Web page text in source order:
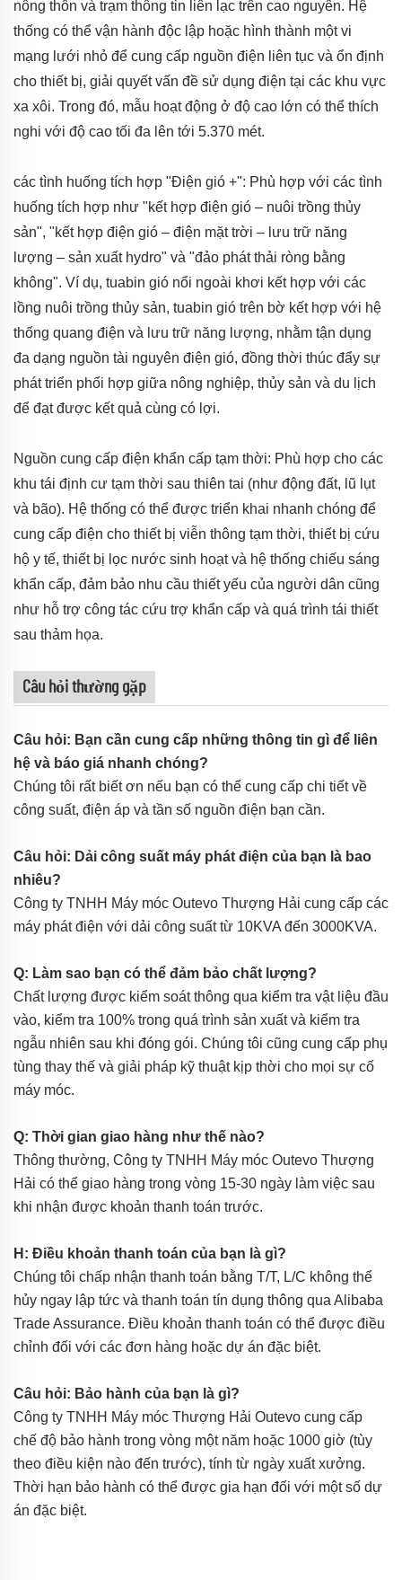
nông thôn và trạm thông tin liên lạc trên cao nguyên. Hệ
thống có thể vận hành độc lập hoặc hình thành một vi
mạng lưới nhỏ để cung cấp nguồn điện liên tục và ổn định
cho thiết bị, giải quyết vấn đề sử dụng điện tại các khu vực
xa xôi. Trong đó, mẫu hoạt động ở độ cao lớn có thể thích
nghi với độ cao tối đa lên tới 5.370 mét.
các tình huống tích hợp "Điện gió +": Phù hợp với các tình
huống tích hợp như "kết hợp điện gió – nuôi trồng thủy
sản", "kết hợp điện gió – điện mặt trời – lưu trữ năng
lượng – sản xuất hydro" và "đảo phát thải ròng bằng
không". Ví dụ, tuabin gió nổi ngoài khơi kết hợp với các
lồng nuôi trồng thủy sản, tuabin gió trên bờ kết hợp với hệ
thống quang điện và lưu trữ năng lượng, nhằm tận dụng
đa dạng nguồn tài nguyên điện gió, đồng thời thúc đẩy sự
phát triển phối hợp giữa nông nghiệp, thủy sản và du lịch
để đạt được kết quả cùng có lợi.
Nguồn cung cấp điện khẩn cấp tạm thời: Phù hợp cho các
khu tái định cư tạm thời sau thiên tai (như động đất, lũ lụt
và bão). Hệ thống có thể được triển khai nhanh chóng để
cung cấp điện cho thiết bị viễn thông tạm thời, thiết bị cứu
hộ y tế, thiết bị lọc nước sinh hoạt và hệ thống chiếu sáng
khẩn cấp, đảm bảo nhu cầu thiết yếu của người dân cũng
như hỗ trợ công tác cứu trợ khẩn cấp và quá trình tái thiết
sau thảm họa.
Câu hỏi thường gặp
Câu hỏi: Bạn cần cung cấp những thông tin gì để liên
hệ và báo giá nhanh chóng?
Chúng tôi rất biết ơn nếu bạn có thể cung cấp chi tiết về
công suất, điện áp và tần số nguồn điện bạn cần.
Câu hỏi: Dải công suất máy phát điện của bạn là bao
nhiêu?
Công ty TNHH Máy móc Outevo Thượng Hải cung cấp các
máy phát điện với dải công suất từ 10KVA đến 3000KVA.
Q: Làm sao bạn có thể đảm bảo chất lượng?
Chất lượng được kiểm soát thông qua kiểm tra vật liệu đầu
vào, kiểm tra 100% trong quá trình sản xuất và kiểm tra
ngẫu nhiên sau khi đóng gói. Chúng tôi cũng cung cấp phụ
tùng thay thế và giải pháp kỹ thuật kịp thời cho mọi sự cố
máy móc.
Q: Thời gian giao hàng như thế nào?
Thông thường, Công ty TNHH Máy móc Outevo Thượng
Hải có thể giao hàng trong vòng 15-30 ngày làm việc sau
khi nhận được khoản thanh toán trước.
H: Điều khoản thanh toán của bạn là gì?
Chúng tôi chấp nhận thanh toán bằng T/T, L/C không thể
hủy ngay lập tức và thanh toán tín dụng thông qua Alibaba
Trade Assurance. Điều khoản thanh toán có thể được điều
chỉnh đối với các đơn hàng hoặc dự án đặc biệt.
Câu hỏi: Bảo hành của bạn là gì?
Công ty TNHH Máy móc Thượng Hải Outevo cung cấp
chế độ bảo hành trong vòng một năm hoặc 1000 giờ (tùy
theo điều kiện nào đến trước), tính từ ngày xuất xưởng.
Thời hạn bảo hành có thể được gia hạn đối với một số dự
án đặc biệt.